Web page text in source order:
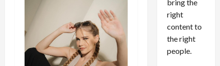
bring the
right
content to
the right
people.